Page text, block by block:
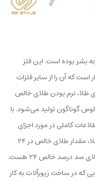
بشر بوده است. این فلز
است که آن را از سایر فلزات
طلا، نرم بودن طلای خالص
گوناگون تولید می‌شود. با
کاملی در مورد اجزای
تشکیل‌دهنده این فلز به‌دست آورید. عیار طلا، مقدار طلای خالص در ۲۴
قسمت از كل فلز محاسبه می‌شود، و عیار طلای صد درصد خالص ۲۴ هست.
۲۱/۶ هستند و طلایی كه در ساخت زیورآلات به كار